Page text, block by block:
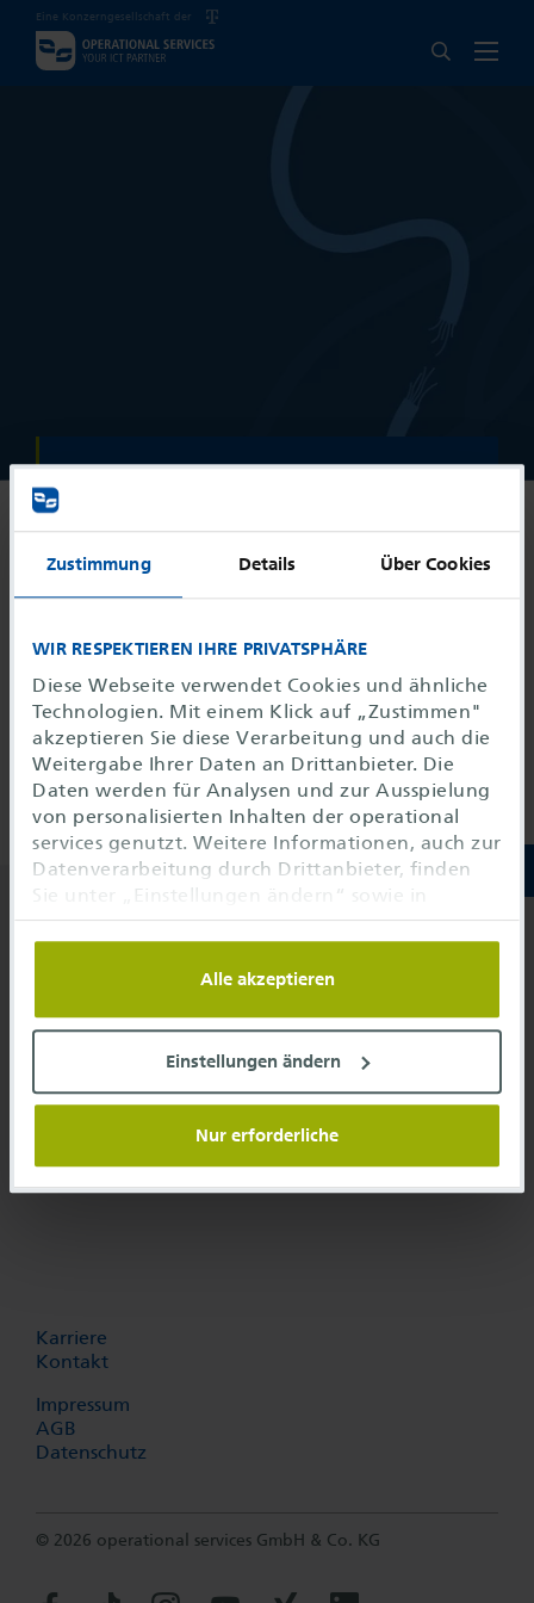
Zustimmung Details Über Cookies
WIR RESPEKTIEREN IHRE PRIVATSPHÄRE
Diese Webseite verwendet Cookies und ähnliche
Technologien. Mit einem Klick auf „Zustimmen"
akzeptieren Sie diese Verarbeitung und auch die
Weitergabe Ihrer Daten an Drittanbieter. Die
Daten werden für Analysen und zur Ausspielung
von personalisierten Inhalten der operational
services genutzt. Weitere Informationen, auch zur
Datenverarbeitung durch Drittanbieter, finden
Sie unter „Einstellungen ändern“ sowie in
unserenDatenschutzhinweisen. Sie können die
Verwendung auf notwendige Cookies
einschränken oder hier anpassen.
Alle akzeptieren
Einstellungen ändern
Nur erforderliche
Eine Konzerngesellschaft der
404
interrupt
Hoppla, diese Seite wurde nicht gefunden.
Managed ICT Services
Digital Solutions
Unser Telefonservice
+49 69 689702-710
info@o-s.de
operational services GmbH & Co. KG
Frankfurt Airport Center
60549 Frankfurt am Main
Karriere
Kontakt
Impressum
AGB
Datenschutz
© 2026 operational services GmbH & Co. KG